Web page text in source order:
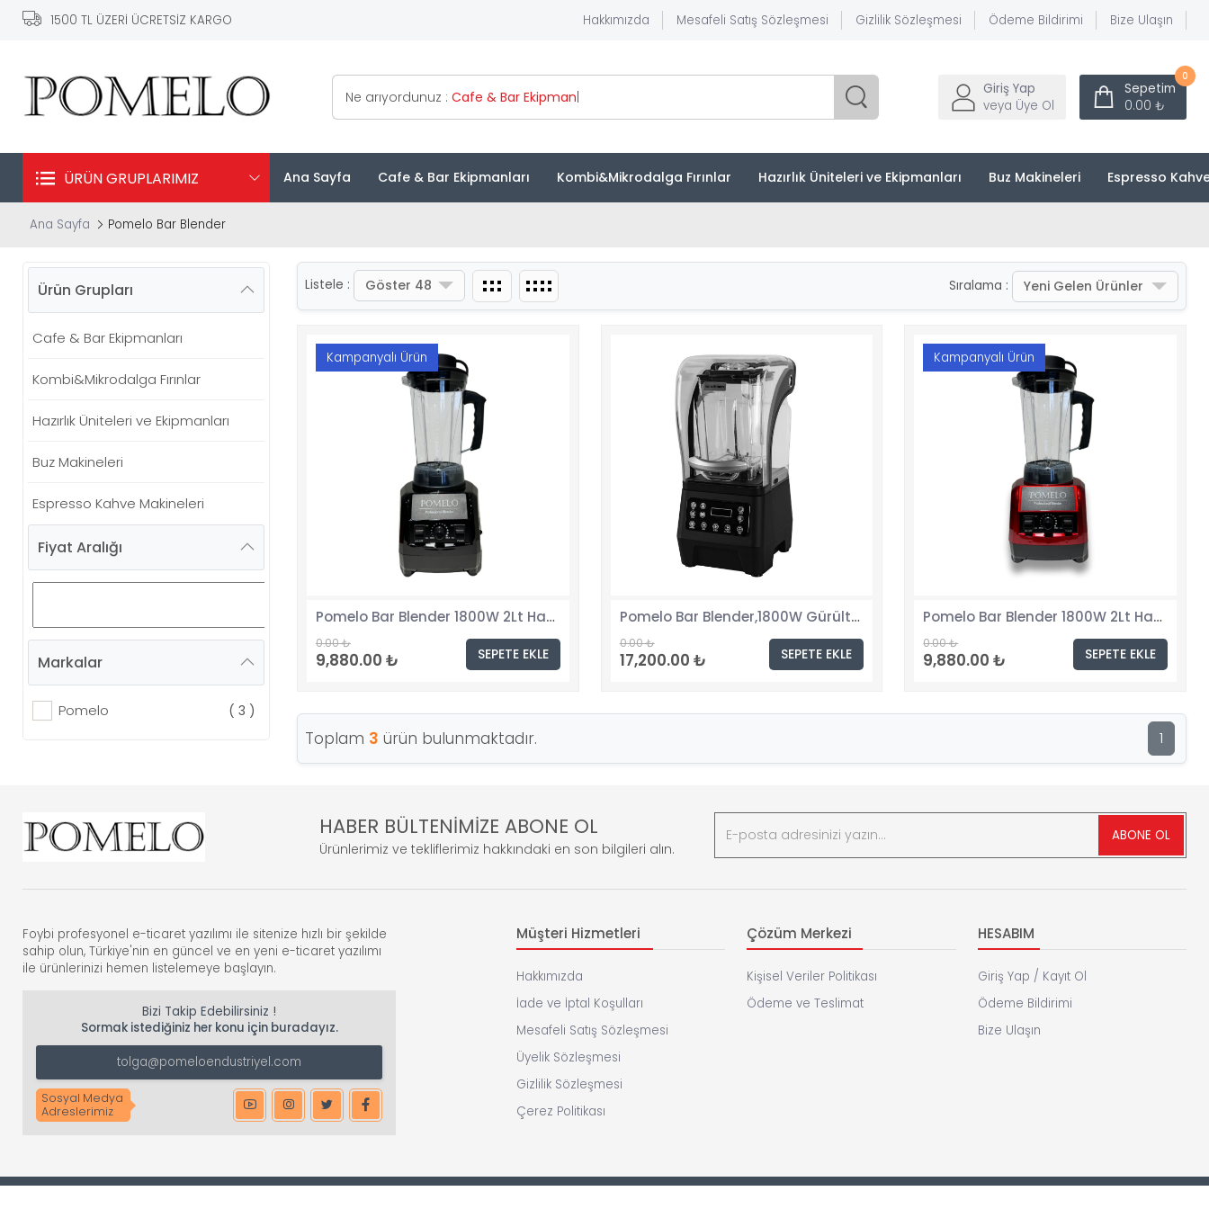
1500 TL ÜZERİ ÜCRETSİZ KARGO Hakkımızda Mesafeli Satış Sözleşmesi Gizlilik Sözleşmesi Ödeme Bildirimi Bize Ulaşın
Ne arıyordunuz : Cafe & Bar Ek|
Giriş Yap
veya Üye Ol
Sepetim
0.00 ₺
0
ÜRÜN GRUPLARIMIZ Ana Sayfa Cafe & Bar Ekipmanları Kombi&Mikrodalga Fırınlar Hazırlık Üniteleri ve Ekipmanları Buz Makineleri Espresso
Ana Sayfa Pomelo Bar Blender
Ürün Grupları
Cafe & Bar Ekipmanları
Kombi&Mikrodalga Fırınlar
Hazırlık Üniteleri ve Ekipmanları
Buz Makineleri
Espresso Kahve Makineleri
Kahve Değirmenleri
Pomelo Bar Blender
Patili Dostlarımız
Su Sebilleri
Filtre Kahve Makineleri
Waffle ve Krep Makineleri
Fiyat Aralığı
Markalar
Pomelo ( 3 )
Listele : Göster 48 Sıralama : Yeni Gelen Ürünler
Kampanyalı Ürün
Pomelo Bar Blender 1800W 2Lt Hazne Kapasiteli, Siyah
0.00 ₺
9,880.00 ₺ SEPETE EKLE
Pomelo Bar Blender,1800W Gürültü Önleyicili, Siyah
0.00 ₺
17,200.00 ₺ SEPETE EKLE
Kampanyalı Ürün
Pomelo Bar Blender 1800W 2Lt Hazne Kapasiteli, Kırmızı
0.00 ₺
9,880.00 ₺ SEPETE EKLE
Toplam 3 ürün bulunmaktadır. 1
HABER BÜLTENİMİZE ABONE OL
Ürünlerimiz ve tekliflerimiz hakkındaki en son bilgileri alın.
ABONE OL
Foybi profesyonel e-ticaret yazılımı ile sitenize hızlı bir şekilde
sahip olun, Türkiye'nin en güncel ve en yeni e-ticaret yazılımı
ile ürünlerinizi hemen listelemeye başlayın.
Bizi Takip Edebilirsiniz !
Sormak istediğiniz her konu için buradayız.
tolga@pomeloendustriyel.com
Sosyal Medya
Adreslerimiz
Müşteri Hizmetleri
Hakkımızda
İade ve İptal Koşulları
Mesafeli Satış Sözleşmesi
Üyelik Sözleşmesi
Gizlilik Sözleşmesi
Çerez Politikası
Çözüm Merkezi
Kişisel Veriler Politikası
Ödeme ve Teslimat
HESABIM
Giriş Yap / Kayıt Ol
Ödeme Bildirimi
Bize Ulaşın